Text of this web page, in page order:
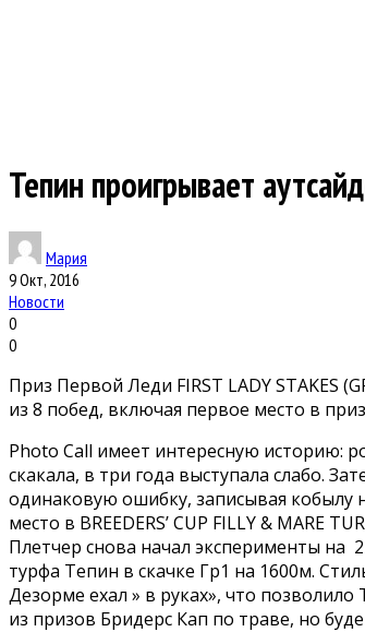
Тепин проигрывает
Мария
9 Окт, 2016
Новости
0
0
Приз Первой Леди FIRST LADY STAKES
из 8 побед, включая первое место в
Photo Call имеет интересную историю:
скакала, в три года выступала слабо.
одинаковую ошибку, записывая кобылу
место в BREEDERS’ CUP FILLY &
Плетчер снова начал эксперименты на
турфа Тепин в скачке Гр1 на 1600м.
Дезорме ехал » в руках», что
из призов Бридерс Кап по траве, но